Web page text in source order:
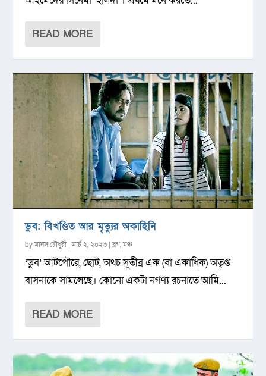
READ MORE
ডুব: বিখণ্ডিত আর মৃত্যুর অকাহিনি
byমানস চৌধুরী |মার্চ ২, ২০২৩ |ব্লগ,মঞ্চ
‘ডুব’ আটপৌরে, ছোট, অথচ সুতীব্র এক (বা একাধিক) অতৃপ্ত
বাসনাকে সামলেছে। কোনো একটা নগণ্য রচনাতে আমি...
READ MORE